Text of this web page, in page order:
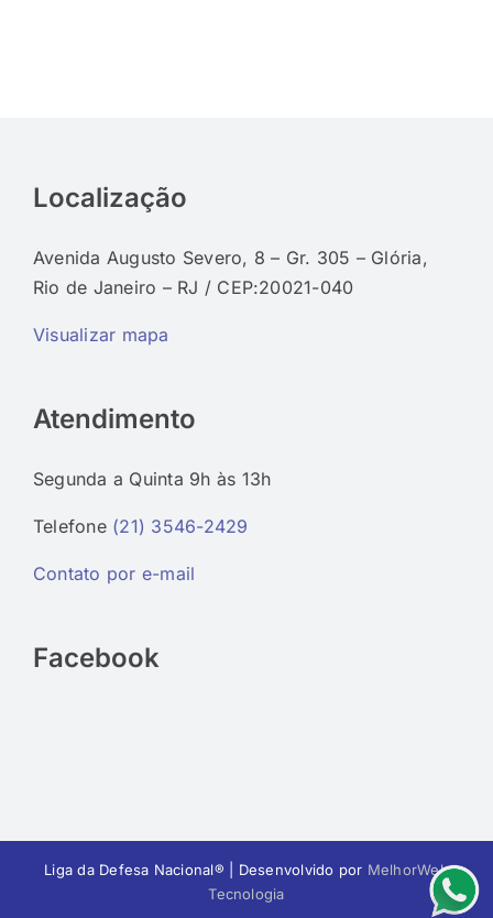
Localização
Avenida Augusto Severo, 8 – Gr. 305 – Glória,
Rio de Janeiro – RJ / CEP:20021-040
Visualizar mapa
Atendimento
Segunda a Quinta 9h às 13h
Telefone (21) 3546-2429
Contato por e-mail
Facebook
Liga da Defesa Nacional® | Desenvolvido por MelhorWeb
Tecnologia